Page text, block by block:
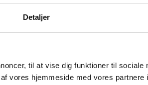
Detaljer
til at vise dig funktioner til sociale
vores hjemmeside med vores partnere
Nordsjælland|